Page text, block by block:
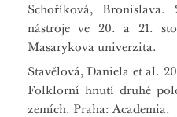
Schoříková,
nástroje ve 20. a 21.
Masarykova univerzita.
Stavělová, Daniela et al.
Folklorní hnutí druhé
zemích. Praha: Academia.